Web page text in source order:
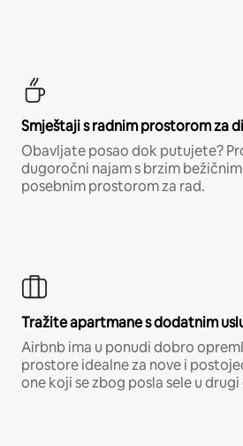
Smještaji s radnim prostorom za
Obavljate posao dok putujete?
dugoročni najam s brzim
posebnim prostorom za rad.
Tražite apartmane s dodatnim
Airbnb ima u ponudi dobro
prostore idealne za nove i
one koji se zbog posla sele u